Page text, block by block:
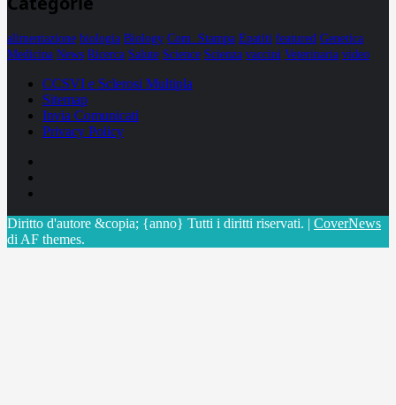
alimentazione biologia Biology Com. Stampa Epatiti featured Genetica
Medicina News Ricerca Salute Science Scienza vaccini Veterinaria video
CCSVI e Sclerosi Multipla
Sitemap
Invia Comunicati
Privacy Policy
Diritto d'autore &copia; {anno} Tutti i diritti riservati. | CoverNews
di AF themes.